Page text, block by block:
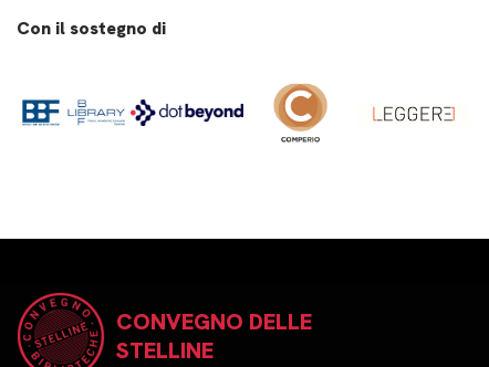
Con il sostegno di
CONVEGNO DELLE
STELLINE